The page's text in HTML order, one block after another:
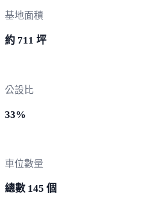
基地面積
約 711 坪
公設比
33%
車位數量
總數 145 個